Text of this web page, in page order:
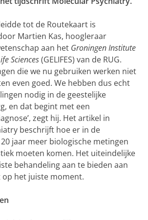
tot de Routekaart is
Martien Kas, hoogleraar
aan het Groningen Institute
Sciences(GELIFES) van de RUG.
die we nu gebruiken werken niet
even goed. We hebben dus echt
nodig in de geestelijke
en dat begint met een
zegt hij. Het artikel in
beschrijft hoe er in de
jaar meer biologische metingen
moeten komen. Het uiteindelijke
behandeling aan te bieden aan
het juiste moment.